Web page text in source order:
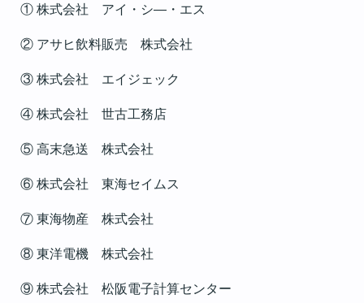
① 株式会社 アイ・シ―・エス
② アサヒ飲料販売 株式会社
③ 株式会社 エイジェック
④ 株式会社 世古工務店
⑤ 高末急送 株式会社
⑥ 株式会社 東海セイムス
⑦ 東海物産 株式会社
⑧ 東洋電機 株式会社
⑨ 株式会社 松阪電子計算センター